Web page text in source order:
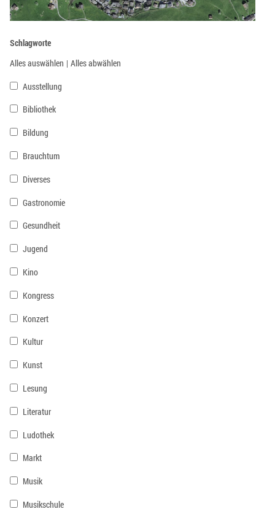
Schlagworte
Alles auswählen | Alles abwählen
Ausstellung
Bibliothek
Bildung
Brauchtum
Diverses
Gastronomie
Gesundheit
Jugend
Kino
Kongress
Konzert
Kultur
Kunst
Lesung
Literatur
Ludothek
Markt
Musik
Musikschule